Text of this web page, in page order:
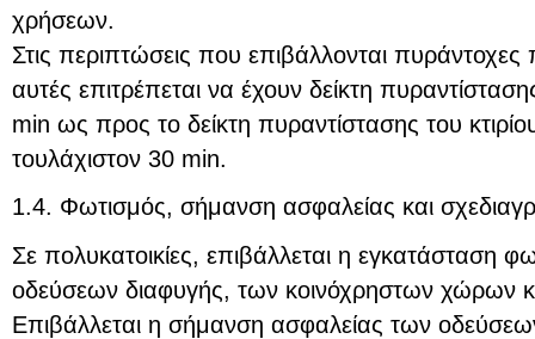
χρήσεων.
Στις περιπτώσεις που επιβάλλονται πυράντοχες
αυτές επιτρέπεται να έχουν δείκτη
min ως προς το δείκτη πυραντίστασης του
τουλάχιστον 30 min.
1.4. Φωτισμός, σήμανση ασφαλείας και
Σε πολυκατοικίες, επιβάλλεται η εγκατάσταση
οδεύσεων διαφυγής, των κοινόχρηστων χώρων
Επιβάλλεται η σήμανση ασφαλείας των